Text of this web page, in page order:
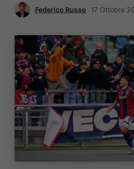
Federico Russo 17 Ottobre